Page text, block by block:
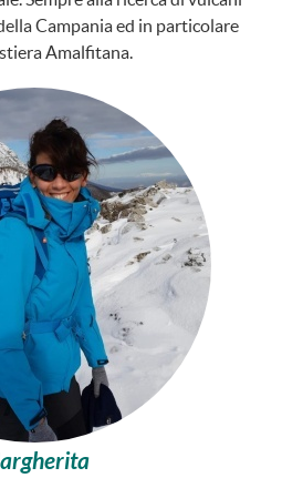
Campania ed in particolare
Amalfitana.